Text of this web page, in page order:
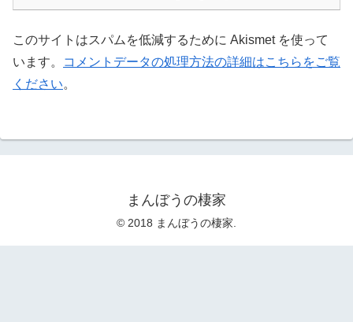
このサイトはスパムを低減するために Akismet を使って
います。
コメントデータの処理方法の詳細はこちらをご覧
ください。
まんぼうの棲家
© 2018 まんぼうの棲家.